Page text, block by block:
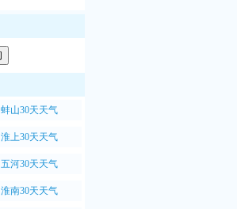
蚌山30天天气
淮上30天天气
五河30天天气
淮南30天天气